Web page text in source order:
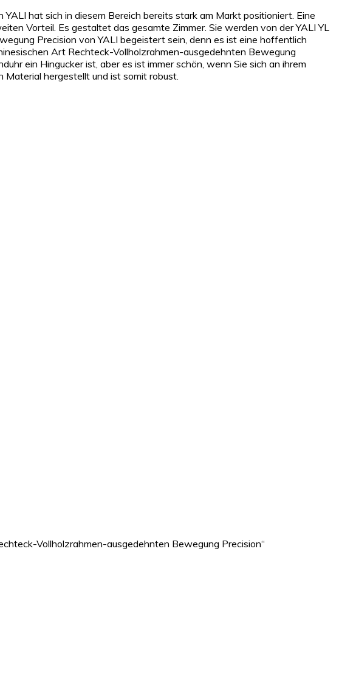
hat sich in diesem Bereich bereits stark am Markt positioniert. Eine
Vorteil. Es gestaltet das gesamte Zimmer. Sie werden von der YALI YL
Precision von YALI begeistert sein, denn es ist eine hoffentlich
Art Rechteck-Vollholzrahmen-ausgedehnten Bewegung
ein Hingucker ist, aber es ist immer schön, wenn Sie sich an ihrem
hergestellt und ist somit robust.
Vollholzrahmen-ausgedehnten Bewegung Precision“